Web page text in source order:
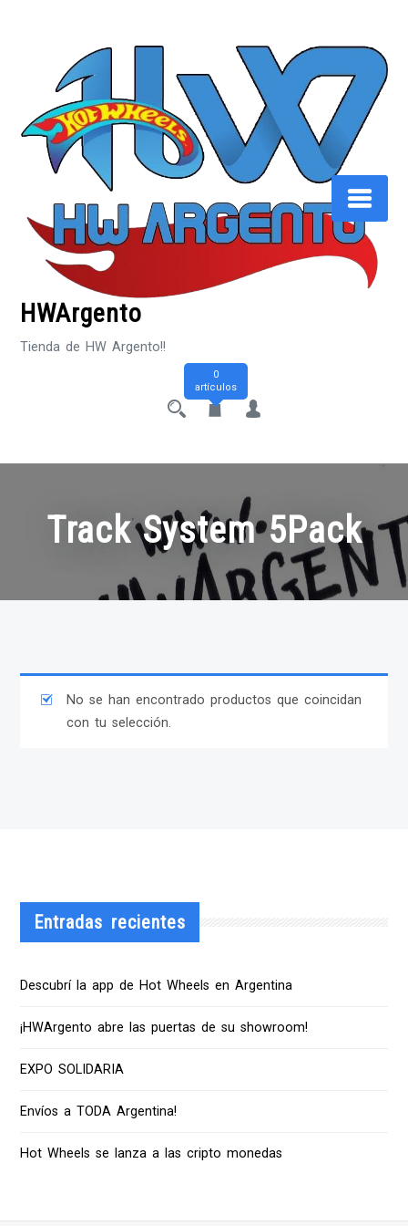
HWArgento
Tienda de HW Argento!!
0
artículos
Track System 5Pack
No se han encontrado productos que coincidan
con tu selección.
Entradas recientes
Descubrí la app de Hot Wheels en Argentina
¡HWArgento abre las puertas de su showroom!
EXPO SOLIDARIA
Envíos a TODA Argentina!
Hot Wheels se lanza a las cripto monedas